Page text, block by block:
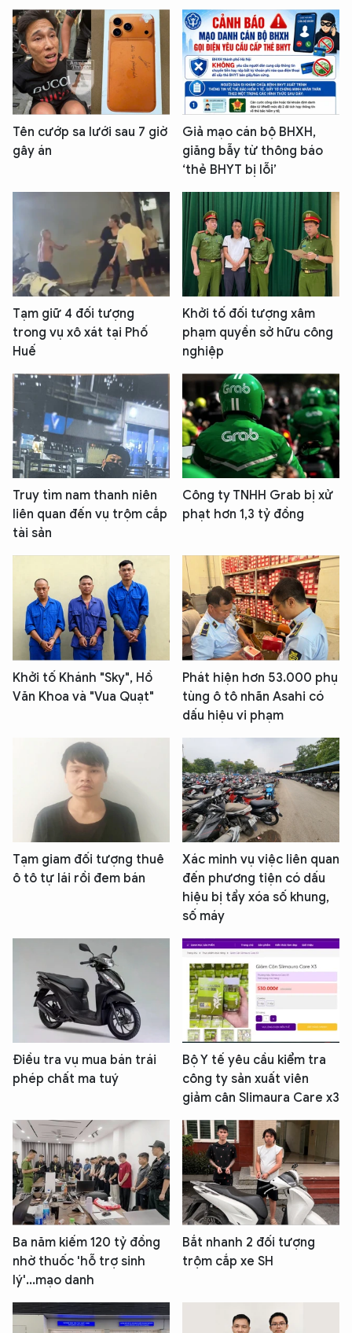
Tên cướp sa lưới sau 7 giờ
gây án
Giả mạo cán bộ BHXH,
giăng bẫy từ thông báo
‘thẻ BHYT bị lỗi’
Tạm giữ 4 đối tượng
trong vụ xô xát tại Phố
Huế
Khởi tố đối tượng xâm
phạm quyền sở hữu công
nghiệp
Truy tìm nam thanh niên
liên quan đến vụ trộm cắp
tài sản
Công ty TNHH Grab bị xử
phạt hơn 1,3 tỷ đồng
Khởi tố Khánh "Sky", Hồ
Văn Khoa và "Vua Quạt"
Phát hiện hơn 53.000 phụ
tùng ô tô nhãn Asahi có
dấu hiệu vi phạm
Tạm giam đối tượng thuê
ô tô tự lái rồi đem bán
Xác minh vụ việc liên quan
đến phương tiện có dấu
hiệu bị tẩy xóa số khung,
số máy
Điều tra vụ mua bán trái
phép chất ma tuý
Bộ Y tế yêu cầu kiểm tra
công ty sản xuất viên
giảm cân Slimaura Care x3
Ba năm kiếm 120 tỷ đồng
nhờ thuốc 'hỗ trợ sinh
lý'...mạo danh
Bắt nhanh 2 đối tượng
trộm cắp xe SH
XIN CHÀO,
TÔI LÀ CHATBOT CỦA
Hãy hỏi tôi bất kỳ điều gì bạn cần biết về
An Ninh Thủ Đô nhé. Tôi sẵn sàng hỗ trợ!